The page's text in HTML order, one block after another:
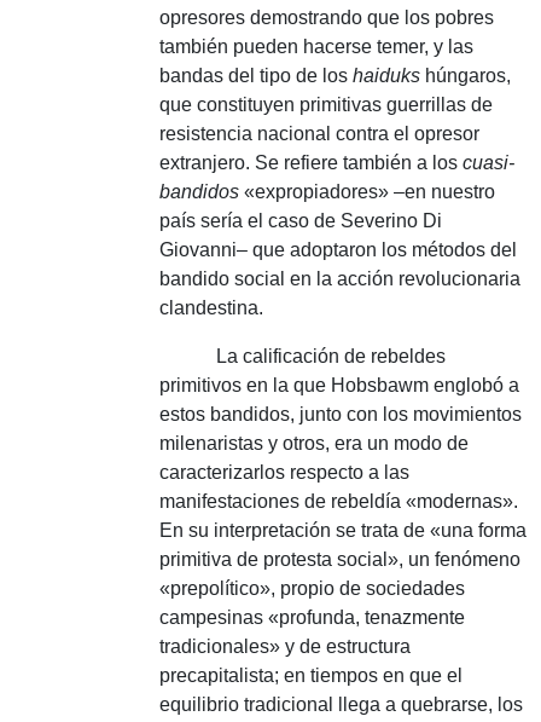
opresores demostrando que los pobres
también pueden hacerse temer, y las
bandas del tipo de los haiduks húngaros,
que constituyen primitivas guerrillas de
resistencia nacional contra el opresor
extranjero. Se refiere también a los cuasi-
bandidos «expropiadores» –en nuestro
país sería el caso de Severino Di
Giovanni– que adoptaron los métodos del
bandido social en la acción revolucionaria
clandestina.
La calificación de rebeldes
primitivos en la que Hobsbawm englobó a
estos bandidos, junto con los movimientos
milenaristas y otros, era un modo de
caracterizarlos respecto a las
manifestaciones de rebeldía «modernas».
En su interpretación se trata de «una forma
primitiva de protesta social», un fenómeno
«prepolítico», propio de sociedades
campesinas «profunda, tenazmente
tradicionales» y de estructura
precapitalista; en tiempos en que el
equilibrio tradicional llega a quebrarse, los